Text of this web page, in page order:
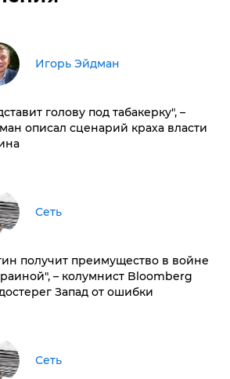
Игорь Эйдман
голову под табакерку", –
описал сценарий краха власти
Сеть
получит преимущество в войне
– колумнист Bloomberg
Запад от ошибки
Сеть